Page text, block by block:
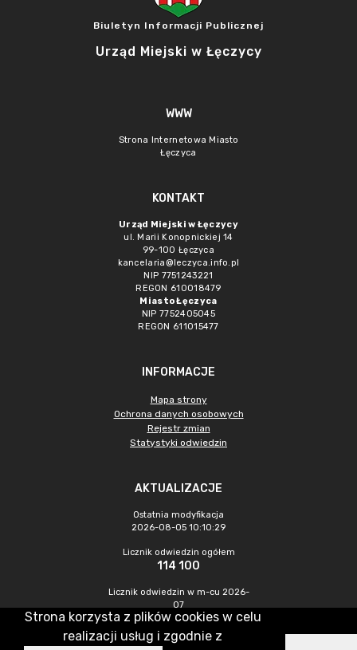
Biuletyn Informacji Publicznej
Urząd Miejski w Łęczycy
WWW
Strona Internetowa Miasto
Łęczyca
KONTAKT
Urząd Miejski w Łęczycy
ul. Marii Konopnickiej 14
99-100 Łęczyca
kancelaria@leczyca.info.pl
NIP 7751243221
REGON 610018479
Miasto Łęczyca
NIP 7752405045
REGON 611015477
INFORMACJE
Mapa strony
Ochrona danych osobowych
Rejestr zmian
Statystyki odwiedzin
AKTUALIZACJE
Ostatnia modyfikacja
2026-08-05 10:10:29
Licznik odwiedzin ogółem
114 100
Licznik odwiedzin w m-cu 2026-
07
619
Strona korzysta z plików cookies w celu
realizacji usług i zgodnie z